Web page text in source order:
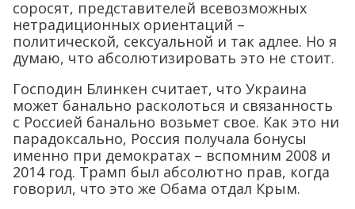
соросят, представителей всевозможных
нетрадиционных ориентаций –
политической, сексуальной и так адлее. Но я
думаю, что абсолютизировать это не стоит.
Господин Блинкен считает, что Украина
может банально расколоться и связанность
с Россией банально возьмет свое. Как это ни
парадоксально, Россия получала бонусы
именно при демократах – вспомним 2008 и
2014 год. Трамп был абсолютно прав, когда
говорил, что это же Обама отдал Крым.